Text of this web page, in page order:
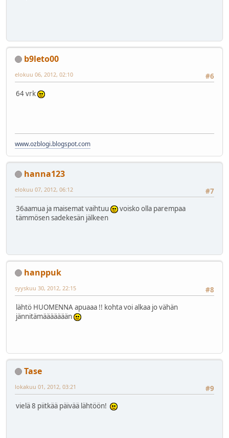
b9leto00
#6
elokuu 06, 2012, 02:10
64 vrk
www.ozblogi.blogspot.com
hanna123
#7
elokuu 07, 2012, 06:12
36aamua ja maisemat vaihtuu
voisko olla parempaa
tämmösen sadekesän jälkeen
hanppuk
#8
syyskuu 30, 2012, 22:15
lähtö HUOMENNA apuaaa !! kohta voi alkaa jo vähän
jännitämäääääään
Tase
#9
lokakuu 01, 2012, 03:21
vielä 8 piitkää päivää lähtöön!